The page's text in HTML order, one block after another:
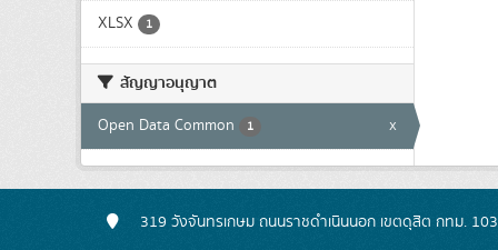
XLSX 1
สัญญาอนุญาต
Open Data Common 1 x
319 วังจันทรเกษม ถนนราชดำเนินนอก เขตดุสิต กทม.